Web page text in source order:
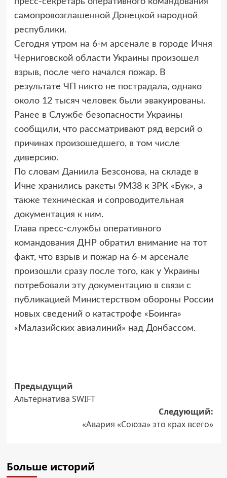
самопровозглашенной Донецкой народной
республики.
Сегодня утром на 6-м арсенале в городе Ичня
Черниговской области Украины произошел
взрыв, после чего начался пожар. В
результате ЧП никто не пострадала, однако
около 12 тысяч человек были эвакуированы.
Ранее в Службе безопасности Украины
сообщили, что рассматривают ряд версий о
причинах произошедшего, в том числе
диверсию.
По словам Даниила Безсонова, на складе в
Ичне хранились ракеты 9М38 к ЗРК «Бук», а
также техническая и сопроводительная
документация к ним.
Глава пресс-службы оперативного
командования ДНР обратил внимание на тот
факт, что взрыв и пожар на 6-м арсенале
произошли сразу после того, как у Украины
потребовали эту документацию в связи с
публикацией Министерством обороны России
новых сведений о катастрофе «Боинга»
«Малазийских авиалиний» над Донбассом.
Навигация
записи
Предыдущий
Альтернатива SWIFT
Следующий:
«Авария «Союза» это крах всего»
Больше историй